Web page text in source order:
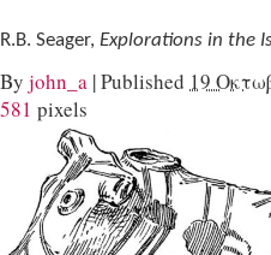
R.B. Seager, Explorations in the
By john_a |Published 19
581 pixels